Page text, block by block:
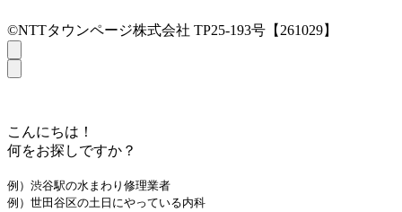
©NTTタウンページ株式会社 TP25-193号【261029】
こんにちは！
何をお探しですか？
例）渋谷駅の水まわり修理業者
例）世田谷区の土日にやっている内科